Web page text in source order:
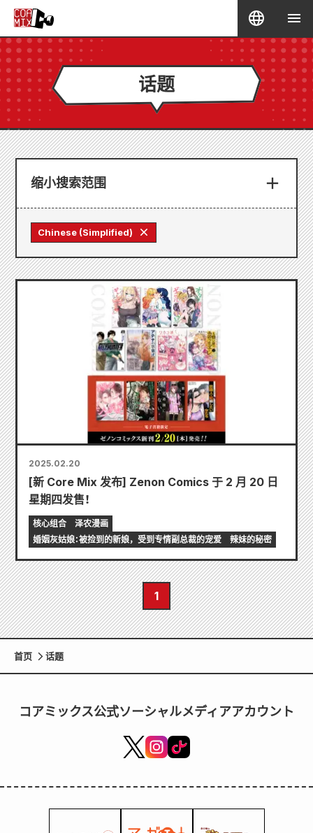
话题
缩小搜索范围
Chinese (Simplified)
2025.02.20
[新 Core Mix 发布] Zenon Comics 于 2 月 20 日
星期四发售！
核心组合
泽农漫画
婚姻灰姑娘：被捡到的新娘，受到专情副总裁的宠爱
辣妹的秘密
1
首页 话题
コアミックス公式ソーシャルメディアアカウント